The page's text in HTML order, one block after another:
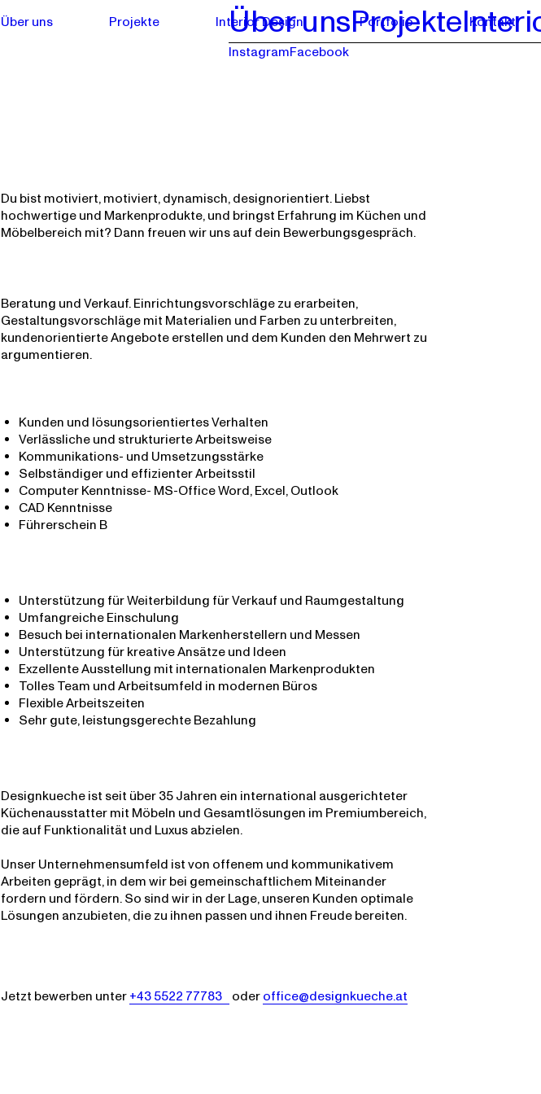
Über uns Projekte Interior Design Portfolio Kontakt
Über unsProjekte
InstagramFacebook
Du bist motiviert, motiviert, dynamisch, designorientiert. Liebst
hochwertige und Markenprodukte, und bringst Erfahrung im Küchen und
Möbelbereich mit? Dann freuen wir uns auf dein Bewerbungsgespräch.
Beratung und Verkauf. Einrichtungsvorschläge zu erarbeiten,
Gestaltungsvorschläge mit Materialien und Farben zu unterbreiten,
kundenorientierte Angebote erstellen und dem Kunden den Mehrwert zu
argumentieren.
Kunden und lösungsorientiertes Verhalten
Verlässliche und strukturierte Arbeitsweise
Kommunikations- und Umsetzungsstärke
Selbständiger und effizienter Arbeitsstil
Computer Kenntnisse- MS-Office Word, Excel, Outlook
CAD Kenntnisse
Führerschein B
Unterstützung für Weiterbildung für Verkauf und Raumgestaltung
Umfangreiche Einschulung
Besuch bei internationalen Markenherstellern und Messen
Unterstützung für kreative Ansätze und Ideen
Exzellente Ausstellung mit internationalen Markenprodukten
Tolles Team und Arbeitsumfeld in modernen Büros
Flexible Arbeitszeiten
Sehr gute, leistungsgerechte Bezahlung
Designkueche ist seit über 35 Jahren ein international ausgerichteter
Küchenausstatter mit Möbeln und Gesamtlösungen im Premiumbereich,
die auf Funktionalität und Luxus abzielen.
Unser Unternehmensumfeld ist von offenem und kommunikativem
Arbeiten geprägt, in dem wir bei gemeinschaftlichem Miteinander
fordern und fördern. So sind wir in der Lage, unseren Kunden optimale
Lösungen anzubieten, die zu ihnen passen und ihnen Freude bereiten.
Jetzt bewerben unter +43 5522 77783 oder office@designkueche.at